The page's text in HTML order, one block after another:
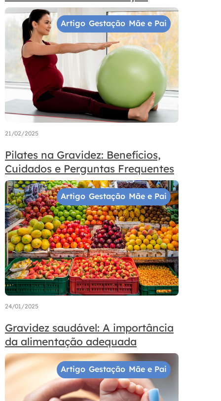
Artigo Gestação Mãe e Pai
21/02/2025
Pilates na Gravidez: Benefícios,
Cuidados e Perguntas Frequentes
Artigo Gestação Mãe e Pai
24/01/2025
Gravidez saudável: A importância
da alimentação adequada
Artigo Gestação Mãe e Pai